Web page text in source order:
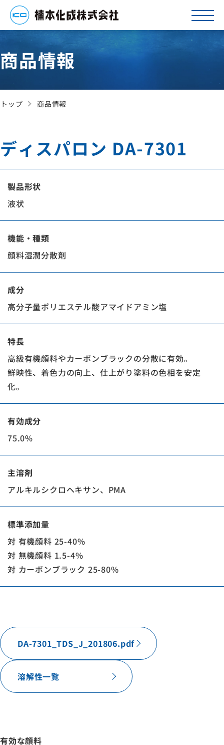
商品情報
トップ 商品情報
ディスパロン DA-7301
製品形状
液状
機能・種類
顔料湿潤分散剤
成分
高分子量ポリエステル酸アマイドアミン塩
特長
高級有機顔料やカーボンブラックの分散に有効。
鮮映性、着色力の向上、仕上がり塗料の色相を安定
化。
有効成分
75.0%
主溶剤
アルキルシクロヘキサン、PMA
標準添加量
対 有機顔料 25-40%
対 無機顔料 1.5-4%
対 カーボンブラック 25-80%
DA-7301_TDS_J_201806.pdf
溶解性一覧
有効な顔料